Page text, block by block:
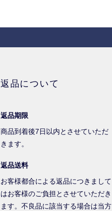
返品について
返品期限
商品到着後7日以内とさせていただ
きます。
返品送料
お客様都合による返品につきまして
はお客様のご負担とさせていただき
ます。不良品に該当する場合は当方